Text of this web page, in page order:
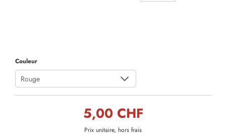
Couleur
Rouge
5,00 CHF
Prix unitaire, hors frais